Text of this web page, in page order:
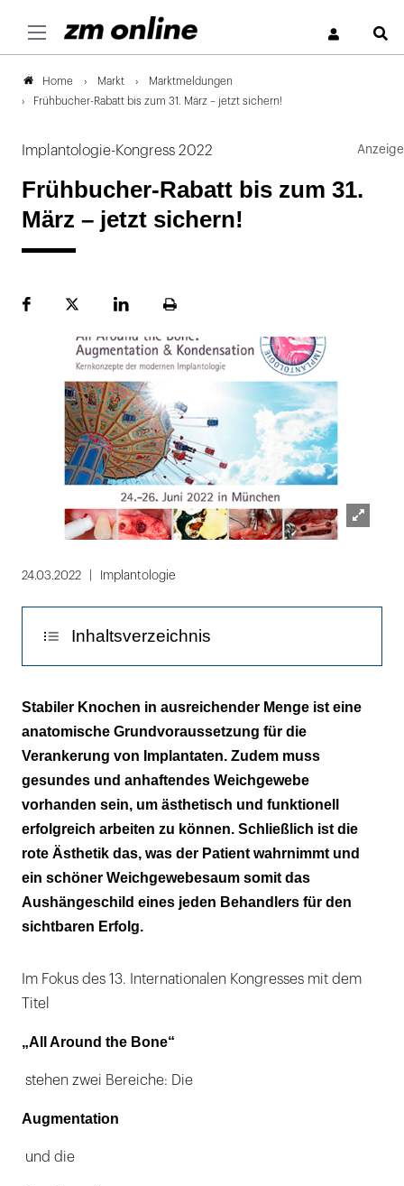
Home Markt
Marktmeldungen
Frühbucher-Rabatt bis zum 31. März – jetzt sichern!
Implantologie-Kongress 2022
Frühbucher-Rabatt bis zum 31.
März – jetzt sichern!
FacebookPlattformLinekdInSeite
24.03.2022 Implantologie
Inhaltsverzeichnis
Frühbucher-Rabatt bis 31. März 2022
Stabiler Knochen in ausreichender Menge ist eine
anatomische Grundvoraussetzung für die
Verankerung von Implantaten. Zudem muss
gesundes und anhaftendes Weichgewebe
vorhanden sein, um ästhetisch und funktionell
erfolgreich arbeiten zu können. Schließlich ist die
rote Ästhetik das, was der Patient wahrnimmt und
ein schöner Weichgewebesaum somit das
Aushängeschild eines jeden Behandlers für den
sichtbaren Erfolg.
Im Fokus des 13. Internationalen Kongresses mit dem
Titel
„All Around the Bone“
stehen zwei Bereiche: Die
Augmentation
und die